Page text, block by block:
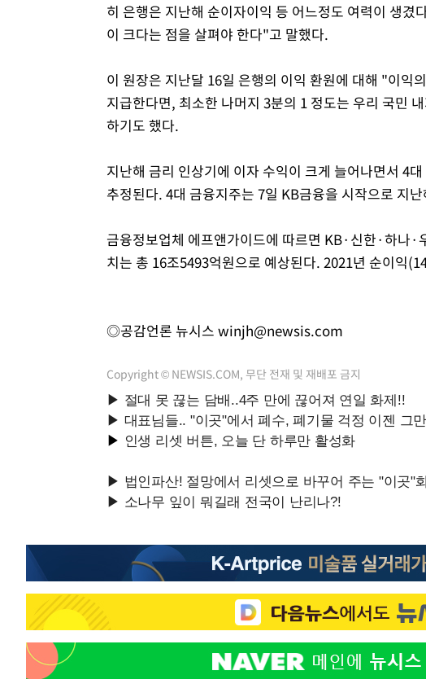
히 은행은 지난해 순이자이익 등 어느정도 여력이 생
이 크다는 점을 살펴야 한다"고 말했다.
이 원장은 지난달 16일 은행의 이익 환원에 대해 "이익
지급한다면, 최소한 나머지 3분의 1 정도는 우리 국민
하기도 했다.
지난해 금리 인상기에 이자 수익이 크게 늘어나면서 4
추정된다. 4대 금융지주는 7일 KB금융을 시작으로 지
금융정보업체 에프앤가이드에 따르면 KB·신한·하나
치는 총 16조5493억원으로 예상된다. 2021년 순이익
◎공감언론 뉴시스 winjh@newsis.com
Copyright © NEWSIS.COM, 무단 전재 및 재배포 금지